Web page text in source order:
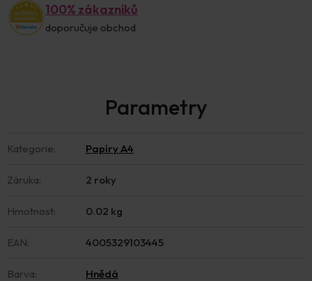
100% zákazníků
doporučuje obchod
Kategorie: Papíry A4
Záruka: 2 roky
Hmotnost: 0.02 kg
EAN: 4005329103445
Barva: Hnědá